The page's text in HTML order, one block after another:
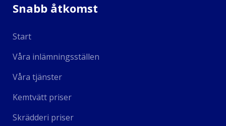
Snabb åtkomst
Start
Våra inlämningsställen
Våra tjänster
Kemtvätt priser
Skrädderi priser